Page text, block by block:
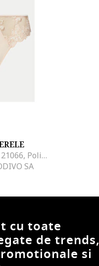
Chiloti dama, 305121066, Poliamida/Poliester/Elastan, Roz, Roz
SA
cu toate
de trends,
si